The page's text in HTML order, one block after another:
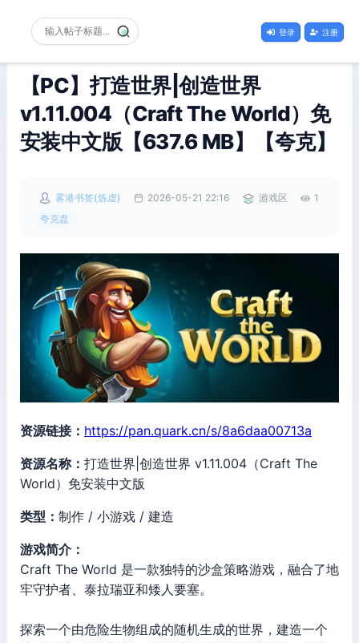
登录 注册
【PC】打造世界|创造世界
v1.11.004（Craft The World）免
安装中文版【637.6 MB】【夸克】
雾港书签(炼虚) 2026-05-21 22:16 游戏区
1
夸克盘
资源链接： https://pan.quark.cn/s/8a6daa00713a
资源名称： 打造世界|创造世界 v1.11.004（Craft The
World）免安装中文版
类型： 制作 / 小游戏 / 建造
游戏简介：
Craft The World 是一款独特的沙盒策略游戏，融合了地
牢守护者、泰拉瑞亚和矮人要塞。
探索一个由危险生物组成的随机生成的世界，建造一个